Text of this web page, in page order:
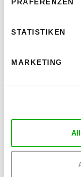
STATISTIKEN
MARKETING